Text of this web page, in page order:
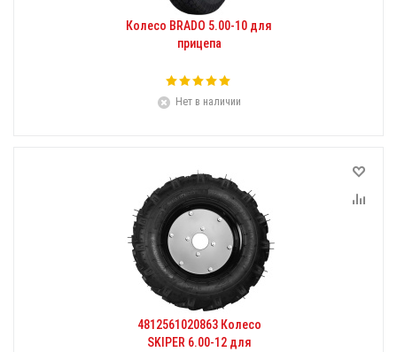
Колесо BRADO 5.00-10 для
прицепа
Нет в наличии
4812561020863 Колесо
SKIPER 6.00-12 для